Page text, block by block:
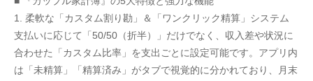
1. 柔軟な「カスタム割り勘」＆「ワンクリック精算」システム
支払いに応じて「50/50（折半）」だけでなく、収入差や状況に
合わせた「カスタム比率」を支出ごとに設定可能です。アプリ内
は「未精算」「精算済み」がタブで視覚的に分かれており、月末